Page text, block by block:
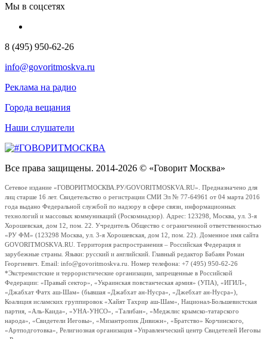
Мы в соцсетях
8 (495) 950-62-26
info@govoritmoskva.ru
Реклама на радио
Города вещания
Наши слушатели
Все права защищены. 2014-2026 © «Говорит Москва»
Сетевое издание «ГОВОРИТМОСКВА.РУ/GOVORITMOSKVA.RU». Предназначено для
лиц старше 16 лет. Свидетельство о регистрации СМИ Эл № 77-64961 от 04 марта 2016
года выдано Федеральной службой по надзору в сфере связи, информационных
технологий и массовых коммуникаций (Роскомнадзор). Адрес: 123298, Москва, ул. 3-я
Хорошевская, дом 12, пом. 22. Учредитель Общество с ограниченной ответственностью
«РУ ФМ» (123298 Москва, ул. 3-я Хорошевская, дом 12, пом. 22). Доменное имя сайта
GOVORITMOSKVA.RU. Территория распространения – Российская Федерация и
зарубежные страны. Языки: русский и английский. Главный редактор Бабаян Роман
Георгиевич. Email: info@govoritmoskva.ru. Номер телефона: +7 (495) 950-62-26
*Экстремистские и террористические организации, запрещенные в Российской
Федерации: «Правый сектор», «Украинская повстанческая армия» (УПА), «ИГИЛ»,
«Джабхат Фатх аш-Шам» (бывшая «Джабхат ан-Нусра», «Джебхат ан-Нусра»),
Коалиция исламских группировок «Хайят Тахрир аш-Шам», Национал-Большевистская
партия, «Аль-Каида», «УНА-УНСО», «Талибан», «Меджлис крымско-татарского
народа», «Свидетели Иеговы», «Мизантропик Дивижн», «Братство» Корчинского,
«Артподготовка», Религиозная организация «Управленческий центр Свидетелей Иеговы